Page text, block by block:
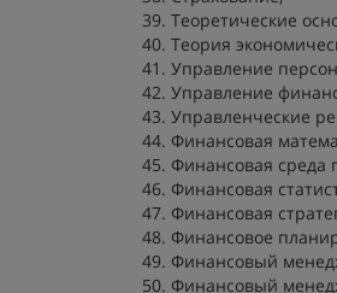
Теоретические
Теория
Управление
Управление
Управленческие
Финансовая
Финансовая среда
Финансовая
Финансовая
Финансовое
Финансовый
Финансовый